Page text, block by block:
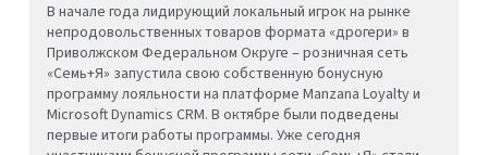
В начале года лидирующий локальный игрок на рынке
непродовольственных товаров формата «дрогери» в
Приволжском Федеральном Округе – розничная сеть
«Семь+Я» запустила свою собственную бонусную
программу лояльности на платформе Manzana Loyalty и
Microsoft Dynamics CRM. В октябре были подведены
первые итоги работы программы. Уже сегодня